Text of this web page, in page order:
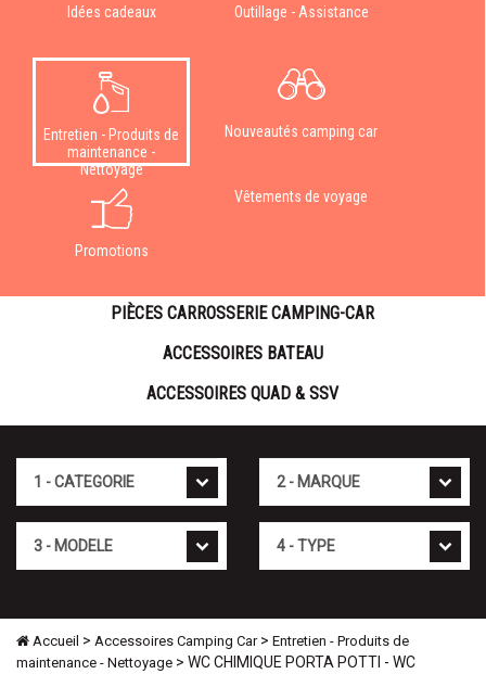
Idées cadeaux Outillage - Assistance
Entretien - Produits de
maintenance -
Nettoyage
Nouveautés camping car
Promotions
Vêtements de voyage
PIÈCES CARROSSERIE CAMPING-CAR
ACCESSOIRES BATEAU
ACCESSOIRES QUAD & SSV
Accueil > Accessoires Camping Car> Entretien - Produits de
maintenance - Nettoyage > WC CHIMIQUE PORTA POTTI - WC